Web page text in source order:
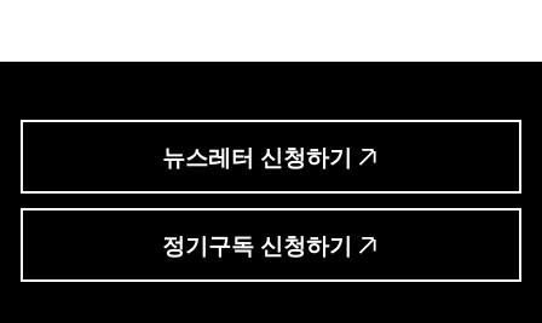
뉴스레터 신청하기
정기구독 신청하기